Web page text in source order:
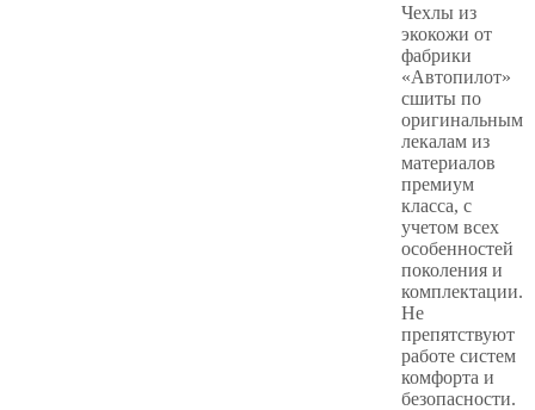
Чехлы из
экокожи от
фабрики
«Автопилот»
сшиты по
оригинальным
лекалам из
материалов
премиум
класса, с
учетом всех
особенностей
поколения и
комплектации.
Не
препятствуют
работе систем
комфорта и
безопасности.